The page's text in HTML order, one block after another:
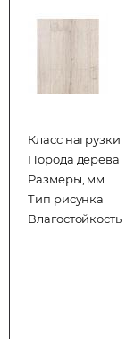
Класс нагрузки
Порода дерева
Размеры, мм
Тип рисунка
Влагостойкость